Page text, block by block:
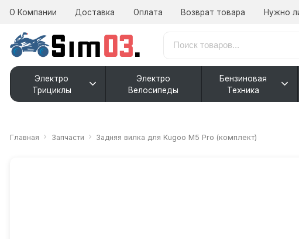
О Компании Доставка Оплата Возврат товара Нужно
Электро
Трициклы
Электро
Велосипеды
Бензиновая
Техника
Главная Запчасти Задняя вилка для Kugoo M5 Pro (комплект)